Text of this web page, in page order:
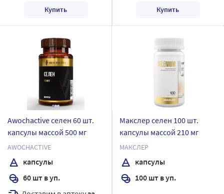
Купить Купить
Awochactive селен 60 шт.
капсулы массой 500 мг
AWOCHACTIVE
капсулы
60 шт в уп.
Макслер селен 100 шт.
капсулы массой 210 мг
МАКСЛЕР
капсулы
100 шт в уп.